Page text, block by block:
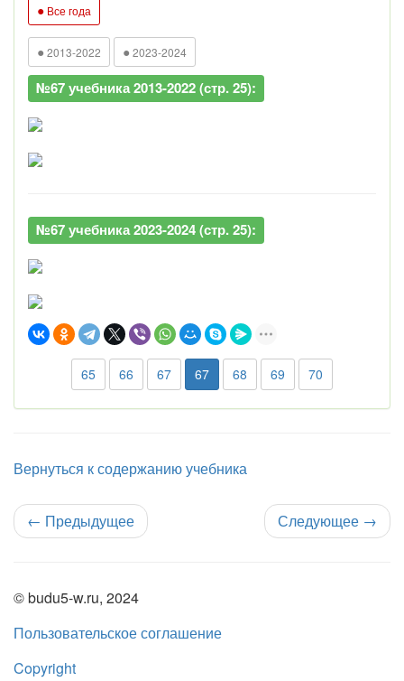
● Все года
● 2013-2022 ● 2023-2024
№67 учебника 2013-2022 (стр. 25):
№67 учебника 2023-2024 (стр. 25):
65 66 67 67 68 69 70
Вернуться к содержанию учебника
← Предыдущее Следующее →
© budu5-w.ru, 2024
Пользовательское соглашение
Copyright